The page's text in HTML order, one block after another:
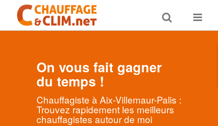
Toggle
search
Toggle
On vous fait gagner
du temps !
Chauffagiste à Aix-Villemaur-Palis :
Trouvez rapidement les meilleurs
chauffagistes autour de moi